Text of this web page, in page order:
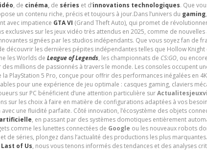
, de cinéma,de séries et d’innovations technologiques. Que
un contenu riche, précis et toujours à jour.Dans l’univers du gaming
avec impatience GTA VI (Grand Theft Auto), qui promet de
sur les jeux vidéo très attendus en 2025, comme de nouvelles
signées par les studios indépendants. Que vous soyez fan de
découvrir les dernières pépites indépendantes telles que Hollow Knight
les Worlds de League of Legends, les championnats de CS:GO, ou
millions de passionnés à travers le monde. Les consoles occupent
PlayStation 5 Pro, conçue pour offrir des performances inégalées en
pour une expérience de jeu optimale : casques gaming, claviers
sur PC bénéficient d’une attention particulière sur
sur les choix à faire en matière de configurations adaptées à vos
une fluidité parfaite. Côté innovation, l’écosystème des objets
, en passant par des systèmes domotiques entièrement
comme les lunettes connectées de Google ou les nouveaux robots
de séries, plongez dans l’actualité des productions les plus
Last of Us, nous vous tenons informés des tendances et des analyses